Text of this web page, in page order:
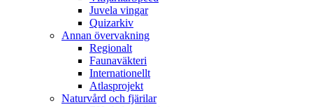
Juvela vingar
Quizarkiv
Annan övervakning
Regionalt
Faunaväkteri
Internationellt
Atlasprojekt
Naturvård och fjärilar